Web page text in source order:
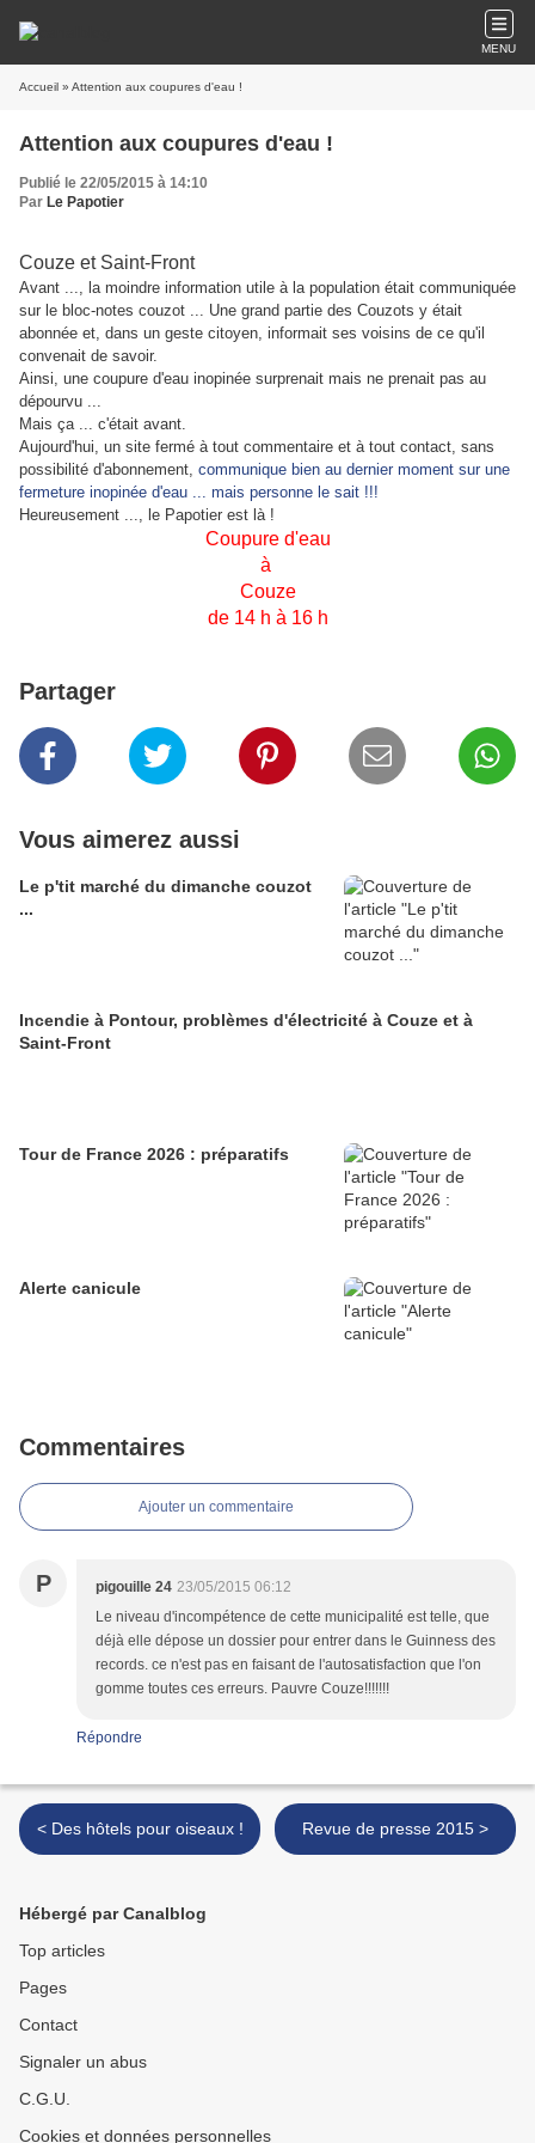
MENU
Accueil » Attention aux coupures d'eau !
Attention aux coupures d'eau !
Publié le 22/05/2015 à 14:10
Par Le Papotier
Couze et Saint-Front
Avant ..., la moindre information utile à la population était communiquée
sur le bloc-notes couzot ... Une grand partie des Couzots y était
abonnée et, dans un geste citoyen, informait ses voisins de ce qu'il
convenait de savoir.
Ainsi, une coupure d'eau inopinée surprenait mais ne prenait pas au
dépourvu ...
Mais ça ... c'était avant.
Aujourd'hui, un site fermé à tout commentaire et à tout contact, sans
possibilité d'abonnement, communique bien au dernier moment sur une
fermeture inopinée d'eau ... mais personne le sait !!!
Heureusement ..., le Papotier est là !
Coupure d'eau
à
Couze
de 14 h à 16 h
Partager
Vous aimerez aussi
Le p'tit marché du dimanche couzot
...
Incendie à Pontour, problèmes d'électricité à Couze et à
Saint-Front
Tour de France 2026 : préparatifs
Alerte canicule
Commentaires
Ajouter un commentaire
P pigouille 24 23/05/2015 06:12
Le niveau d'incompétence de cette municipalité est telle, que
déjà elle dépose un dossier pour entrer dans le Guinness des
records. ce n'est pas en faisant de l'autosatisfaction que l'on
gomme toutes ces erreurs. Pauvre Couze!!!!!!!
Répondre
< Des hôtels pour oiseaux ! Revue de presse 2015 >
Hébergé par Canalblog
Top articles
Pages
Contact
Signaler un abus
C.G.U.
Cookies et données personnelles